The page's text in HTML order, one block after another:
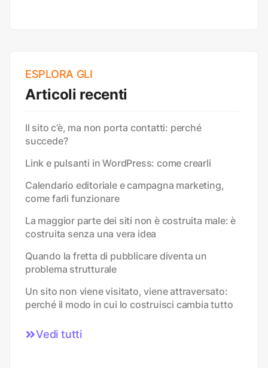
ESPLORA GLI
Articoli recenti
Il sito c’è, ma non porta contatti: perché
succede?
Link e pulsanti in WordPress: come crearli
Calendario editoriale e campagna marketing,
come farli funzionare
La maggior parte dei siti non è costruita male: è
costruita senza una vera idea
Quando la fretta di pubblicare diventa un
problema strutturale
Un sito non viene visitato, viene attraversato:
perché il modo in cui lo costruisci cambia tutto
Vedi tutti